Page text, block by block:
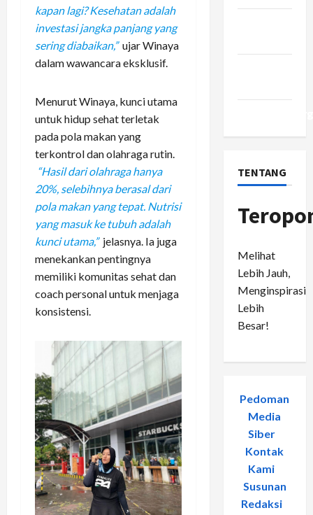
kapan lagi? Kesehatan adalah
investasi jangka panjang yang
sering diabaikan,” ujar Winaya
dalam wawancara eksklusif.
Menurut Winaya, kunci utama
untuk hidup sehat terletak
pada pola makan yang
terkontrol dan olahraga rutin.
“Hasil dari olahraga hanya
20%, selebihnya berasal dari
pola makan yang tepat. Nutrisi
yang masuk ke tubuh adalah
kunci utama,” jelasnya. Ia juga
menekankan pentingnya
memiliki komunitas sehat dan
coach personal untuk menjaga
konsistensi.
TENTANG
Melihat
Lebih Jauh,
Menginspirasi
Lebih
Besar!
Pedoman
Media
Siber-
Kontak
Kami
Susunan
Redaksi-